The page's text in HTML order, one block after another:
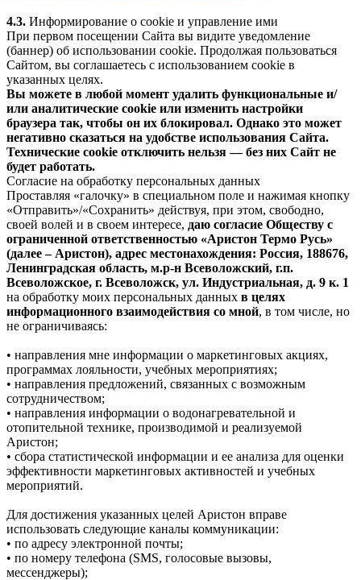
4.3. Информирование о cookie и управление ими
При первом посещении Сайта вы видите уведомление
(баннер) об использовании cookie. Продолжая пользоваться
Сайтом, вы соглашаетесь с использованием cookie в
указанных целях.
Вы можете в любой момент удалить функциональные и/
или аналитические cookie или изменить настройки
браузера так, чтобы он их блокировал. Однако это может
негативно сказаться на удобстве использования Сайта.
Технические cookie отключить нельзя — без них Сайт не
будет работать.
Согласие на обработку персональных данных
Проставляя «галочку» в специальном поле и нажимая кнопку
«Отправить»/«Сохранить» действуя, при этом, свободно,
своей волей и в своем интересе, даю согласие Обществу с
ограниченной ответственностью «Аристон Термо Русь»
(далее – Аристон), адрес местонахождения: Россия, 188676,
Ленинградская область, м.р-н Всеволожский, г.п.
Всеволожское, г. Всеволожск, ул. Индустриальная, д. 9 к. 1
на обработку моих персональных данных в целях
информационного взаимодействия со мной, в том числе, но
не ограничиваясь:
• направления мне информации о маркетинговых акциях,
программах лояльности, учебных мероприятиях;
• направления предложений, связанных с возможным
сотрудничеством;
• направления информации о водонагревательной и
отопительной технике, производимой и реализуемой
Аристон;
• сбора статистической информации и ее анализа для оценки
эффективности маркетинговых активностей и учебных
мероприятий.
Для достижения указанных целей Аристон вправе
использовать следующие каналы коммуникации:
• по адресу электронной почты;
• по номеру телефона (SMS, голосовые вызовы,
мессенджеры);